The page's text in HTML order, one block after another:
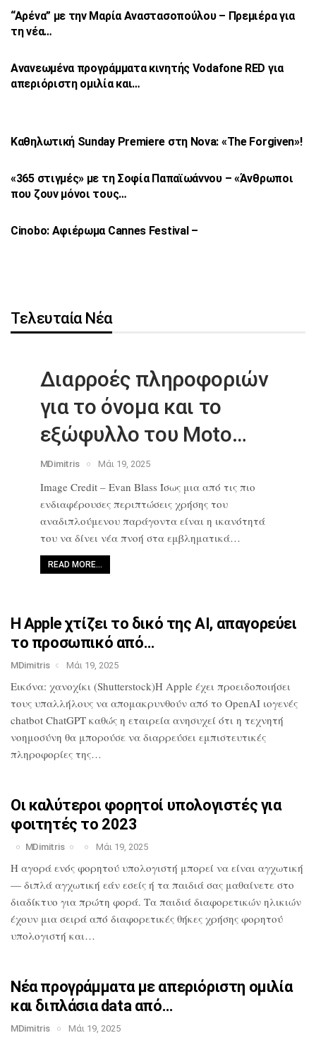
“Αρένα” με την Μαρία Αναστασοπούλου – Πρεμιέρα για
τη νέα…
Ανανεωμένα προγράμματα κινητής VodafoneRED για
απεριόριστη ομιλία και…
Καθηλωτική Sunday Premiere στη Nova: «TheForgiven»!
«365 στιγμές» με τη Σοφία Παπαϊωάννου – «Άνθρωποι
που ζουν μόνοι τους…
Cinobo: Αφιέρωμα Cannes Festival –
Τελευταία Νέα
Διαρροές πληροφοριών
για το όνομακαι το
εξώφυλλο του Moto…
MDimitris Μάι 19, 2025
Image Credit – Evan Blass Ίσως μια από τις πιο
ενδιαφέρουσες περιπτώσειςχρήσης του
αναδιπλούμενου παράγονταείναι η ικανότητά
του να δίνει νέαπνοή στα εμβληματικά…
READ MORE…
Η Apple χτίζει το δικό της AI, απαγορεύει
το προσωπικό από…
MDimitris Μάι 19, 2025
Εικόνα: χανοχίκι (Shutterstock)Η Apple έχει προειδοποιήσει
τους υπαλλήλους να απομακρυνθούν από το OpenAI ιογενές
chatbot ChatGPT καθώς η εταιρεία ανησυχεί ότι η τεχνητή
νοημοσύνη θα μπορούσε να διαρρεύσει εμπιστευτικές
πληροφορίες της…
Οι καλύτεροι φορητοί υπολογιστές για
φοιτητές το 2023
MDimitris Μάι 19, 2025
Η αγορά ενός φορητού υπολογιστή μπορεί να είναι αγχωτική
— διπλά αγχωτική εάν εσείς ή τα παιδιά σας μαθαίνετε στο
διαδίκτυο για πρώτη φορά. Τα παιδιά διαφορετικών ηλικιών
έχουν μια σειρά από διαφορετικές θήκες χρήσης φορητού
υπολογιστή και…
Νέα προγράμματα με απεριόριστη ομιλία
και διπλάσια data από…
MDimitris Μάι 19, 2025